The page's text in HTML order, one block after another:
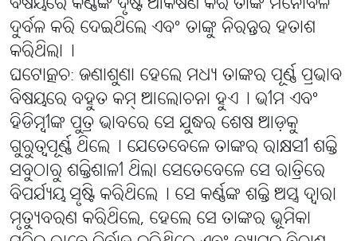
ବିଷୟରେ କର୍ଣ୍ଣଙ୍କ ଦୃଷ୍ଟି ଆକର୍ଷଣ କରି ତାଙ୍କ ମନୋବଳ
ଦୁର୍ବଳ କରି ଦେଇଥିଲେ ଏବଂ ତାଙ୍କୁ ନିରନ୍ତର ହତାଶ
କରିଥିଲା୤
ଘଟୋତ୍କଚ: ଜଣାଶୁଣା ହେଲେ ମଧ୍ୟ ତାଙ୍କର ପୂର୍ଣ୍ଣ ପ୍ରଭାବ
ବିଷୟରେ ବହୁତ କମ୍ ଆଲୋଚନା ହୁଏ୤ ଭୀମ ଏବଂ
ହିଡିମ୍ବୀଙ୍କ ପୁତ୍ର ଭାବରେ ସେ ଯୁଦ୍ଧର ଶେଷ ଆଡ଼କୁ
ଗୁରୁତ୍ୱପୂର୍ଣ୍ଣ ଥିଲେ୤ ଯେତେବେଳେ ତାଙ୍କର ରାକ୍ଷସୀ ଶକ୍ତି
ସବୁଠାରୁ ଶକ୍ତିଶାଳୀ ଥିଲା ସେତେବେଳେ ସେ ରାତ୍ରିରେ
ବିପର୍ଯ୍ୟୟ ସୃଷ୍ଟି କରିଥିଲେ୤ ସେ କର୍ଣ୍ଣଙ୍କ ଶକ୍ତି ଅସ୍ତ୍ର ଦ୍ୱାରା
ମୃତ୍ୟୁବରଣ କରିଥିଲେ, ହେଲେ ସେ ତାଙ୍କର ଭୂମିକା